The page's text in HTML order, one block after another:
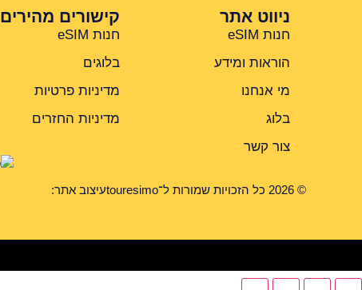
ניווט אתר
חנות eSIM
הוראות ומידע
מי אנחנו
בלוג
צור קשר
קישורים מהירים
חנות eSIM
בלוגים
מדיניות פרטיות
מדיניות החזרים
© 2026 כל הזכויות שמורות ל־touresimo עיצוב אתר: